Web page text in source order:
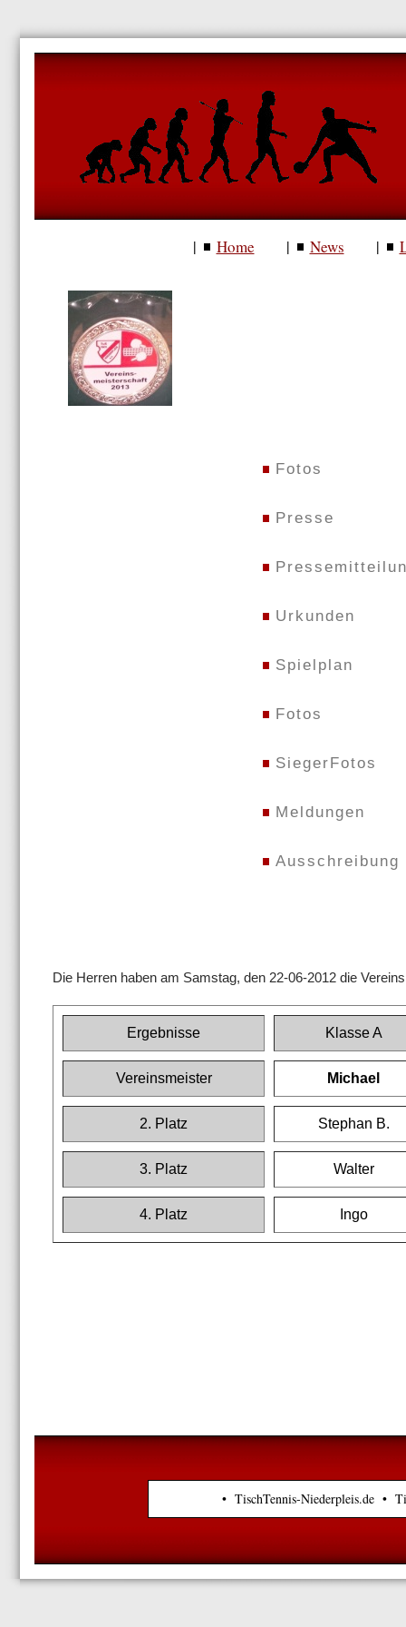
| Home | News |
Fotos
Presse
Urkunden
Spielplan
Fotos
SiegerFotos
Meldungen
Ausschreibung
Die Herren haben am Samstag, den 22-06-2012 die
Ergebnisse Klasse A
Vereinsmeister Michael
2. Platz Stephan B.
3. Platz Walter
4. Platz Ingo
• TischTennis-Niederpleis.de •